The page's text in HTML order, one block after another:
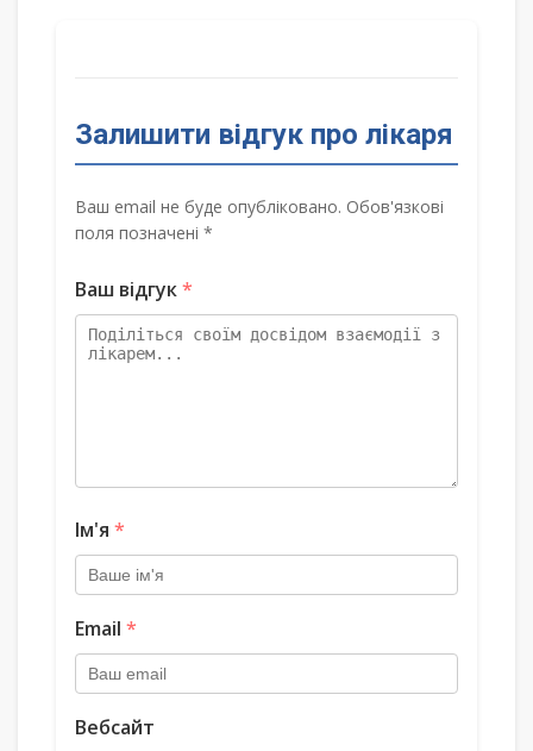
Залишити відгук про лікаря
Ваш email не буде опубліковано. Обов'язкові
поля позначені *
Ваш відгук*
Ім'я *
Email *
Вебсайт